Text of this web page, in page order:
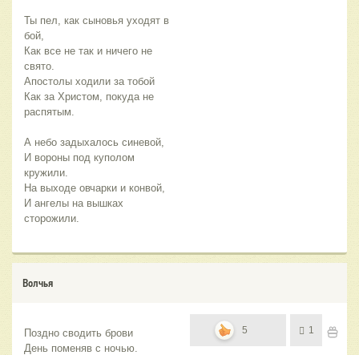
Ты пел, как сыновья уходят в
бой,
Как все не так и ничего не
свято.
Апостолы ходили за тобой
Как за Христом, покуда не
распятым.
А небо задыхалось синевой,
И вороны под куполом
кружили.
На выходе овчарки и конвой,
И ангелы на вышках
сторожили.
Волчья
Поздно сводить брови
День поменяв с ночью.
5 1